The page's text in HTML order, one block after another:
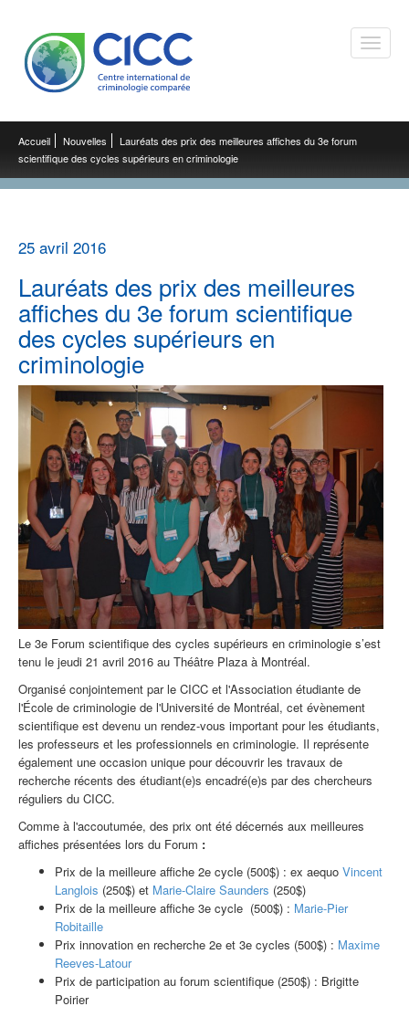
Toggle
Accueil Nouvelles
Lauréats des prix des meilleures affiches du 3e forum
scientifique des cycles supérieurs en criminologie
25 avril 2016
Lauréats des prix des meilleures
affiches du 3e forum scientifique
des cycles supérieurs en
criminologie
Le 3e Forum scientifique des cycles supérieurs en criminologie s’est
tenu le jeudi 21 avril 2016 au Théâtre Plaza à Montréal.
Organisé conjointement par le CICC et l'Association étudiante de
l'École de criminologie de l'Université de Montréal, cet évènement
scientifique est devenu un rendez-vous important pour les étudiants,
les professeurs et les professionnels en criminologie. Il représente
également une occasion unique pour découvrir les travaux de
recherche récents des étudiant(e)s encadré(e)s par des chercheurs
réguliers du CICC.
Comme à l'accoutumée, des prix ont été décernés aux meilleures
affiches présentées lors du Forum :
Prix de la meilleure affiche 2e cycle (500$) : ex aequo Vincent
Langlois (250$) et Marie-Claire Saunders (250$)
Prix de la meilleure affiche 3e cycle (500$) : Marie-Pier
Robitaille
Prix innovation en recherche 2e et 3e cycles (500$) : Maxime
Reeves-Latour
Prix de participation au forum scientifique (250$) : Brigitte
Poirier